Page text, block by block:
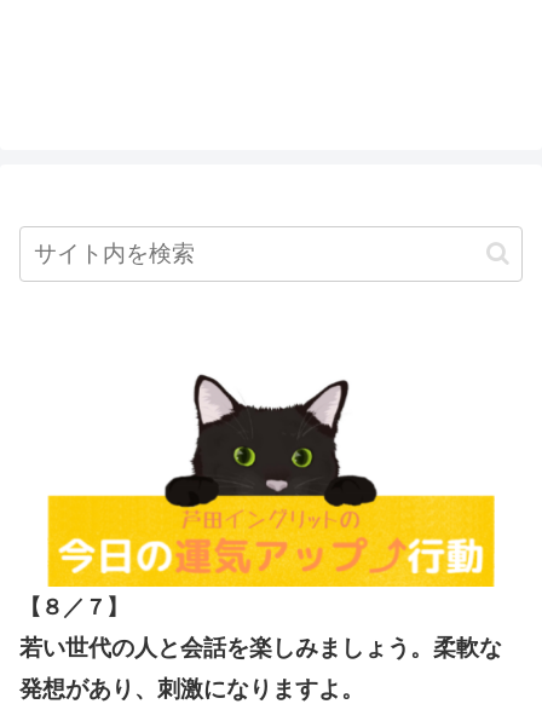
【８／７ 】
若い世代の人と会話を楽しみましょう。柔軟な
発想があり、刺激になりますよ。